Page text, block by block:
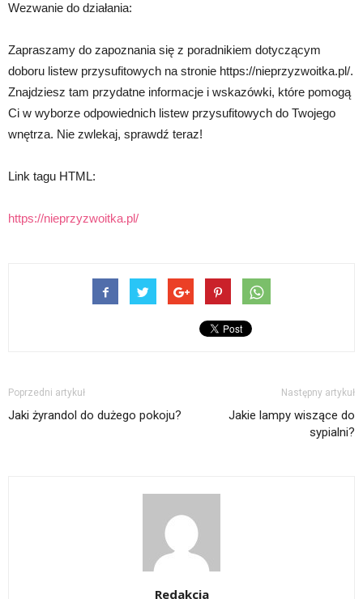
Wezwanie do działania:
Zapraszamy do zapoznania się z poradnikiem dotyczącym
doboru listew przysufitowych na stronie https://nieprzyzwoitka.pl/.
Znajdziesz tam przydatne informacje i wskazówki, które pomogą
Ci w wyborze odpowiednich listew przysufitowych do Twojego
wnętrza. Nie zwlekaj, sprawdź teraz!
Link tagu HTML:
https://nieprzyzwoitka.pl/
Poprzedni artykuł
Jaki żyrandol do dużego pokoju?
Następny artykuł
Jakie lampy wiszące do
sypialni?
Redakcja